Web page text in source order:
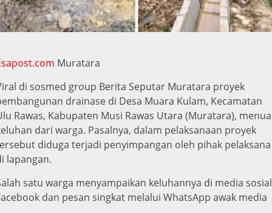
Muratara
di sosmed group Berita Seputar Muratara proyek
drainase di Desa Muara Kulam, Kecamatan
Rawas, Kabupaten Musi Rawas Utara (Muratara),
dari warga. Pasalnya, dalam pelaksanaan proyek
diduga terjadi penyimpangan oleh pihak pelaksana
lapangan.
satu warga menyampaikan keluhannya di media sosial
dan pesan singkat melalui WhatsApp awak media